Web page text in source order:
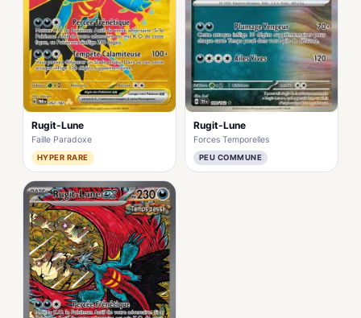
Rugit-Lune
Faille Paradoxe
HYPER RARE
Rugit-Lune
Forces Temporelles
PEU COMMUNE